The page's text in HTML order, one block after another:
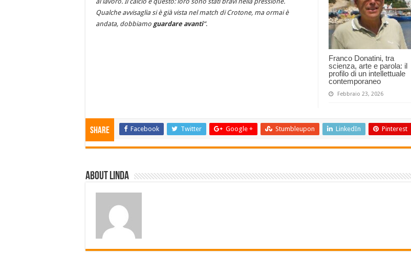
Franco Donatini, tra
scienza, arte e parola: il
profilo di un intellettuale
contemporaneo
Febbraio 23, 2026
Qualche avvisaglia si è già vista nel match di Crotone, ma ormai è
andata, dobbiamo guardare avanti“.
Share Facebook Twitter Google + Stumbleupon LinkedIn Pinterest
About linda